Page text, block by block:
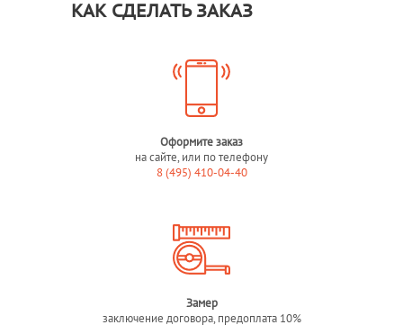
КАК СДЕЛАТЬ ЗАКАЗ
Оформите заказ
на сайте, или по телефону
8 (495) 410-04-40
Замер
заключение договора, предоплата 10%